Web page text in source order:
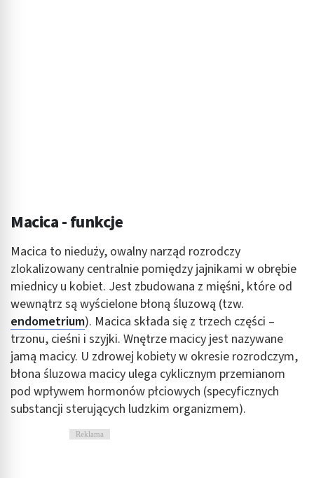
Macica - funkcje
Macica to nieduży, owalny narząd rozrodczy
zlokalizowany centralnie pomiędzy jajnikami w obrębie
miednicy u kobiet. Jest zbudowana z mięśni, które od
wewnątrz są wyścielone błoną śluzową (tzw.
endometrium). Macica składa się z trzech części –
trzonu, cieśni i szyjki. Wnętrze macicy jest nazywane
jamą macicy. U zdrowej kobiety w okresie rozrodczym,
błona śluzowa macicy ulega cyklicznym przemianom
pod wpływem hormonów płciowych (specyficznych
substancji sterujących ludzkim organizmem).
Reklama